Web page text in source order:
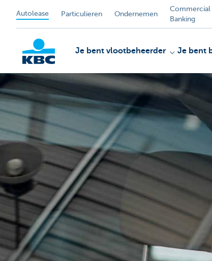
Autolease Particulieren Ondernemen
Commercial
Banking
KBC
Corporate
Je bent vlootbeheerder Je bent